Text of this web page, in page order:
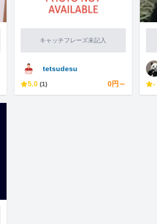
キャッチフレーズ未記入
tetsudesu
5.0 (1) 0円～
-